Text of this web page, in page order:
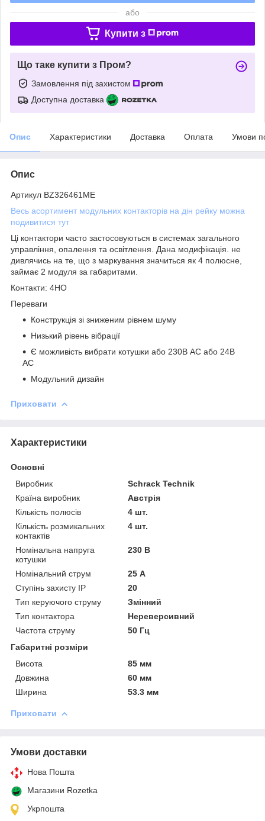
або
Купити з
Що таке купити з Пром?
Замовлення під захистом
Доступна доставка
Опис Характеристики Доставка Оплата Умови
Опис
Артикул BZ326461ME
Весь асортимент модульних контакторів на дін рейку можна
подивитися тут
Ці контактори часто застосовуються в системах загального
управління, опалення та освітлення. Дана модифікація. не
дивлячись на те, що з маркування значиться як 4 полюсне,
займає 2 модуля за габаритами.
Контакти: 4НО
Переваги
Конструкція зі зниженим рівнем шуму
Низький рівень вібрації
Є можливість вибрати котушки або 230В АС або 24В
АС
Модульний дизайн
Приховати
Характеристики
Основні
Виробник
Schrack Technik
Країна виробник
Австрія
Кількість полюсів
4 шт.
Кількість розмикальних
контактів
4 шт.
Номінальна напруга
котушки
230 В
Номінальний струм
25 А
Ступінь захисту IP
20
Тип керуючого струму
Змінний
Тип контактора
Нереверсивний
Частота струму
50 Гц
Габаритні розміри
Висота
85 мм
Довжина
60 мм
Ширина
53.3 мм
Приховати
Умови доставки
Нова Пошта
Магазини Rozetka
Укрпошта